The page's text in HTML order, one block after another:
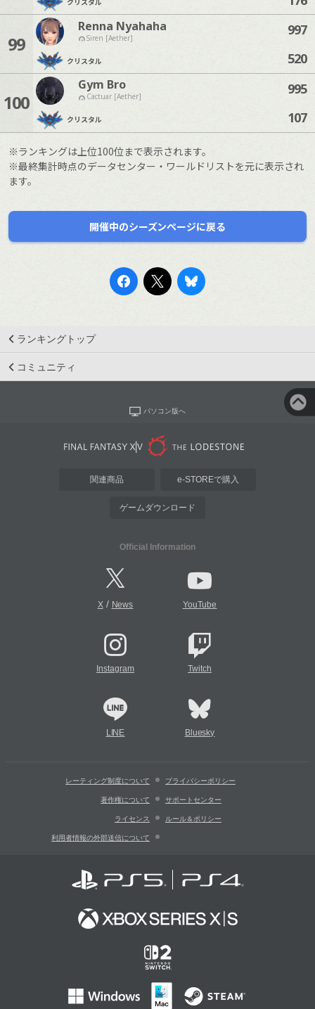
99
Renna Nyahaha
Siren [Aether]
クリスタル
997
520
100
Gym Bro
Cactuar [Aether]
クリスタル
995
107
※ランキングは上位100位まで表示されます。
※最終集計時点のデータセンター・ワールドリストを元に表示され
ます。
開催中のシーズンページに戻る
ランキングトップ
コミュニティ
パソコン版へ
関連商品 e-STOREで購入
ゲームダウンロード
Official Information
X/ News YouTube
Instagram Twitch
LINE Bluesky
レーティング制度について プライバシーポリシー
著作権について サポートセンター
ライセンス ルール＆ポリシー
利用者情報の外部送信について